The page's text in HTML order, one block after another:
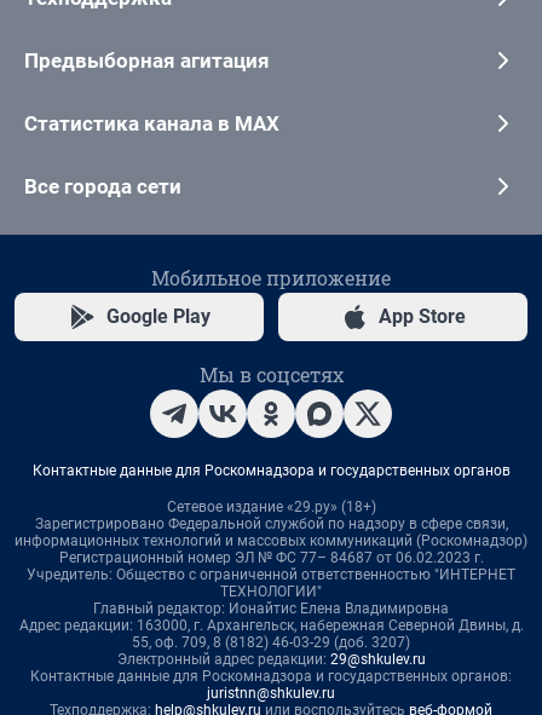
Предвыборная агитация
Статистика канала в MAX
Все города сети
Мобильное приложение
Google Play App Store
Мы в соцсетях
Контактные данные для Роскомнадзора и государственных органов
Сетевое издание «29.ру» (18+)
Зарегистрировано Федеральной службой по надзору в сфере связи,
информационных технологий и массовых коммуникаций (Роскомнадзор)
Регистрационный номер ЭЛ № ФС 77– 84687 от 06.02.2023 г.
Учредитель: Общество с ограниченной ответственностью "ИНТЕРНЕТ
ТЕХНОЛОГИИ"
Главный редактор: Ионайтис Елена Владимировна
Адрес редакции: 163000, г. Архангельск, набережная Северной Двины, д.
55, оф. 709, 8 (8182) 46-03-29 (доб. 3207)
Электронный адрес редакции: 29@shkulev.ru
Контактные данные для Роскомнадзора и государственных органов:
juristnn@shkulev.ru
Техподдержка: help@shkulev.ru или воспользуйтесь веб-формой